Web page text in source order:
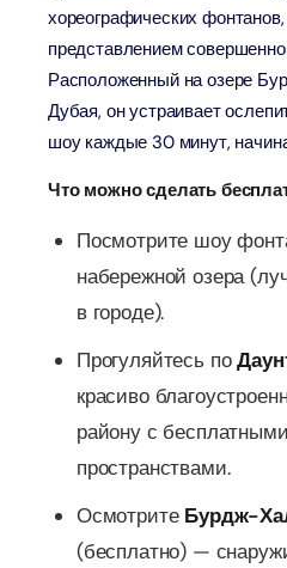
хореографических
представлением
Расположенный на озере
Дубая, он устраивает
шоу каждые 30 минут,
Что можно сделать
Посмотрите шоу
набережной озера
в городе).
Прогуляйтесь по
красиво
району с
пространствами.
Осмотрите Бурдж-
(бесплатно) —